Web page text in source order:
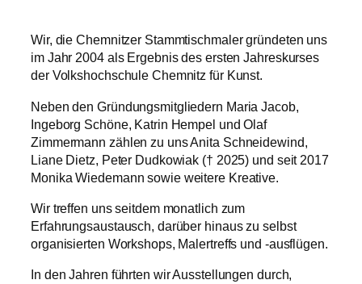
Wir, die Chemnitzer Stammtischmaler gründeten uns
im Jahr 2004 als Ergebnis des ersten Jahreskurses
der Volkshochschule Chemnitz für Kunst.
Neben den Gründungsmitgliedern Maria Jacob,
Ingeborg Schöne, Katrin Hempel und Olaf
Zimmermann zählen zu uns Anita Schneidewind,
Liane Dietz, Peter Dudkowiak († 2025) und seit 2017
Monika Wiedemann sowie weitere Kreative.
Wir treffen uns seitdem monatlich zum
Erfahrungsaustausch, darüber hinaus zu selbst
organisierten Workshops, Malertreffs und -ausflügen.
In den Jahren führten wir Ausstellungen durch,